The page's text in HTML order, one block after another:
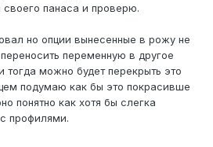
панаса и проверю.
но опции вынесенные в рожу не
переменную в другое
тогда можно будет перекрыть это
подумаю как бы это покрасивше
понятно как хотя бы слегка
профилями.